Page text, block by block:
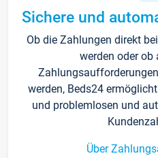
Sichere und
Ob die Zahlungen direkt
werden oder
werden, Beds24
und problemlosen und
Über